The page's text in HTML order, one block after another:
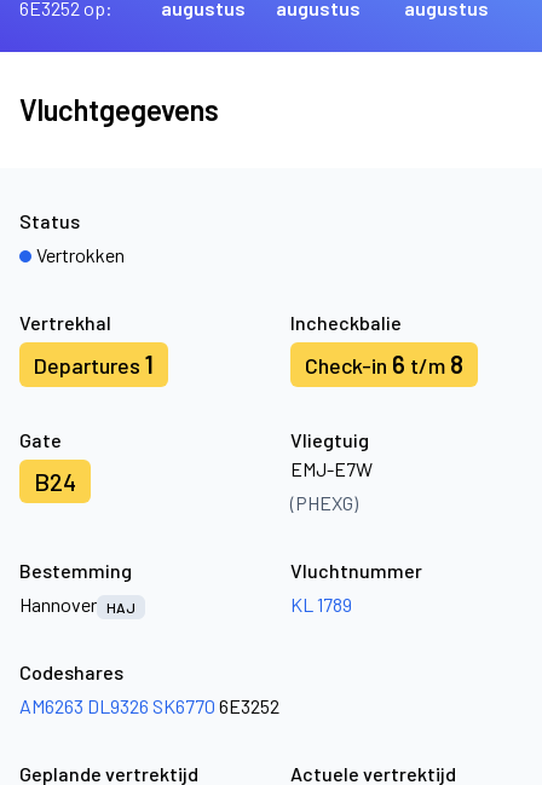
6E3252 op:
augustus
augustus
augustus
Vluchtgegevens
Vertrekhal
Departures 1
Incheckbalie
Check-in 6 t/m 8
Gate
B24
Vliegtuig
EMJ-E7W
(PHEXG)
Status
Vertrokken
Bestemming
Hannover HAJ
Vluchtnummer
KL 1789
Codeshares
AM6263 DL9326 SK6770 6E3252
Geplande vertrektijd Actuele vertrektijd